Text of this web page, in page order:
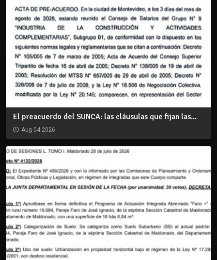
El preacuerdo del SUNCA: las cláusulas que fijan las...
Aug 04 2026